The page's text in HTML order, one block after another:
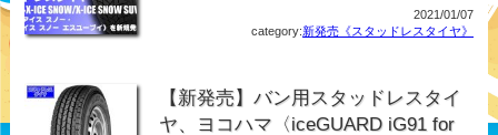
2021/01/07
category:新発売《スタッドレスタイヤ》
【新発売】バン用スタッドレスタイ
ヤ、ヨコハマ〈iceGUARD iG91 for